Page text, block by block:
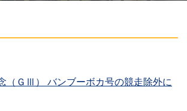
（ＧⅢ） バンブーボカ号の競走除外に